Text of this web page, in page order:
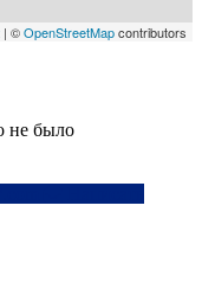
| ©OpenStreetMapcontributors
не было